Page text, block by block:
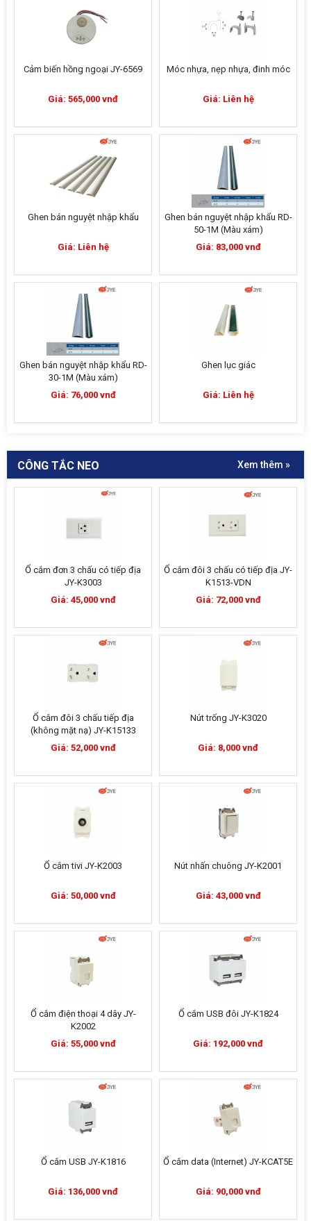
Cảm biến hồng ngoại JY-6569
Giá: 565,000 vnđ
Móc nhựa, nẹp nhựa, đinh móc
Giá: Liên hệ
Ghen bán nguyệt nhập khẩu
Giá: Liên hệ
Ghen bán nguyệt nhập khẩu RD-
50-1M (Màu xám)
Giá: 83,000 vnđ
Ghen bán nguyệt nhập khẩu RD-
30-1M (Màu xám)
Giá: 76,000 vnđ
Ghen lục giác
Giá: Liên hệ
CÔNG TẮC NEO Xem thêm »
Ổ cắm đơn 3 chấu có tiếp địa
JY-K3003
Giá: 45,000 vnđ
Ổ cắm đôi 3 chấu có tiếp địa JY-
K1513-VDN
Giá: 72,000 vnđ
Ổ cắm đôi 3 chấu tiếp địa
(không mặt nạ) JY-K15133
Giá: 52,000 vnđ
Nút trống JY-K3020
Giá: 8,000 vnđ
Ổ cắm tivi JY-K2003
Giá: 50,000 vnđ
Nút nhấn chuông JY-K2001
Giá: 43,000 vnđ
Ổ cắm điện thoại 4 dây JY-
K2002
Giá: 55,000 vnđ
Ổ cắm USB đôi JY-K1824
Giá: 192,000 vnđ
Ổ cắm USB JY-K1816
Giá: 136,000 vnđ
Ổ cắm data (Internet) JY-KCAT5E
Giá: 90,000 vnđ